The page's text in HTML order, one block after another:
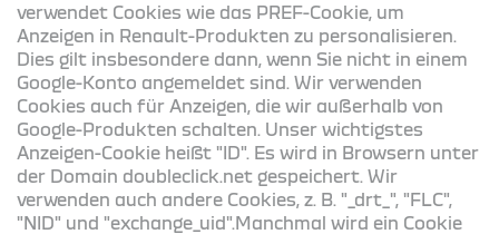
verwendet Cookies wie das PREF-Cookie, um
Anzeigen in Renault-Produkten zu personalisieren.
Dies gilt insbesondere dann, wenn Sie nicht in einem
Google-Konto angemeldet sind. Wir verwenden
Cookies auch für Anzeigen, die wir außerhalb von
Google-Produkten schalten. Unser wichtigstes
Anzeigen-Cookie heißt "ID". Es wird in Browsern unter
der Domain doubleclick.net gespeichert. Wir
verwenden auch andere Cookies, z. B. "_drt_", "FLC",
"NID" und "exchange_uid".Manchmal wird ein Cookie